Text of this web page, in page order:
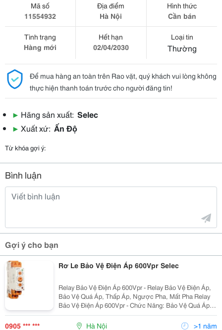
Mã số
11554932
Địa điểm
Hà Nội
Hình thức
Cần bán
Tình trạng
Hàng mới
Hết hạn
02/04/2030
Loại tin
Thường
Để mua hàng an toàn trên Rao vặt, quý khách vui lòng không
thực hiện thanh toán trước cho người đăng tin!
▶ Hãng sản xuất: Selec
▶ Xuất xứ: Ấn Độ
Từ khóa gợi ý:
Bình luận
Gợi ý cho bạn
Rơ Le Bảo Vệ Điện Áp 600Vpr Selec
Relay Bảo Vệ Điện Áp 600Vpr - Relay Bảo Vệ Điện Áp,
Bảo Vệ Quá Áp, Thấp Áp, Ngược Pha, Mất Pha Relay
Bảo Vệ Điện Áp 600Vpr - Chức Năng: Bảo Vệ Quá Áp ,
Thấp Áp , Ngược Pha , Mất Pha . - Có Led Hiển Thị
Nguồn Và Trạng Thái Ngõ
0905 *** *** Hà Nội >1 năm